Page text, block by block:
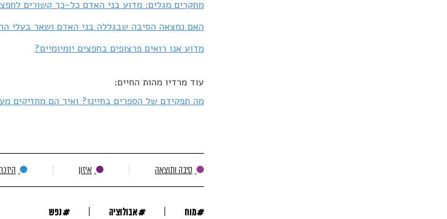
מחקרים מגלים: מדוע בני האדם כל-כך קשורים
האם נמצאה הסיבה שבגללה בני האדם ושאר בעלי
מדוע אנו רואים פרצופים בחפצים יומיומיים?
עוד מרדיו מהות החיים:
מה תפקידם של הספרים בחיינו? ואיך הם מחזיקים
סיבה ותוצאה איזון
#מוח #אבולוציה #נפש